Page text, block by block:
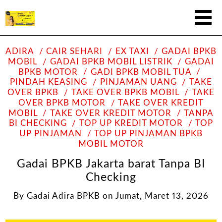
ADIRA CAIR SEHARI EX TAXI
GADAI BPKB
MOBIL
GADAI BPKB MOBIL LISTRIK
GADAI
BPKB MOTOR
GADI BPKB MOBIL TUA
PINDAH KEASING
PINJAMAN UANG
TAKE
OVER BPKB
TAKE OVER BPKB MOBIL
TAKE
OVER BPKB MOTOR
TAKE OVER KREDIT
MOBIL
TAKE OVER KREDIT MOTOR
TANPA
BI CHECKING
TOP UP KREDIT MOTOR
TOP
UP PINJAMAN
TOP UP PINJAMAN BPKB
MOBIL MOTOR
Gadai BPKB Jakarta barat Tanpa BI
Checking
By Gadai Adira BPKB on Jumat, Maret 13, 2026